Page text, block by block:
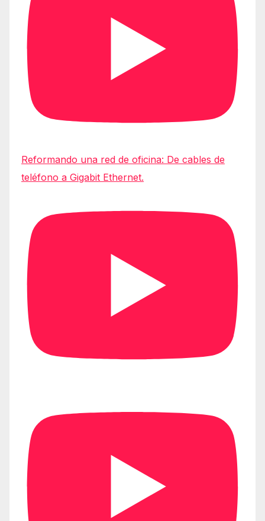
Reformando una red de oficina: De cables de
teléfono a Gigabit Ethernet.